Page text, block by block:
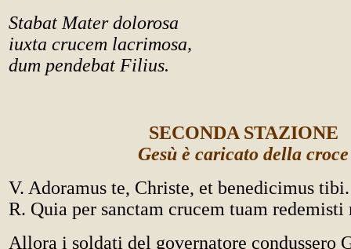
Stabat Mater dolorosa
iuxta crucem lacrimosa,
dum pendebat Filius.
SECONDA STAZIONE
Gesù è caricato della croce
V. Adoramus te, Christe, et benedicimus tibi.
R. Quia per sanctam crucem tuam redemisti
Allora i soldati del governatore condussero